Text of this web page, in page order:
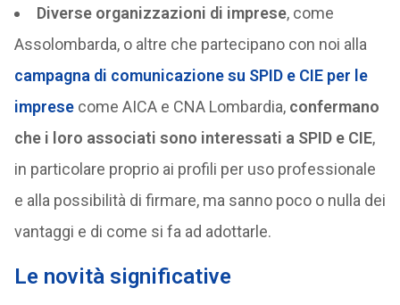
Diverse organizzazioni di imprese, come
Assolombarda, o altre che partecipano con noi alla
campagna di comunicazione su SPID e CIE per le
impresecome AICA e CNA Lombardia, confermano
che i loro associati sono interessati a SPID e CIE,
in particolare proprio ai profili per uso professionale
e alla possibilità di firmare, ma sanno poco o nulla dei
vantaggi e di come si fa ad adottarle.
Le novità significative